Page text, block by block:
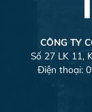
CÔNG TY
Số 27 LK 11,
Điện thoại: